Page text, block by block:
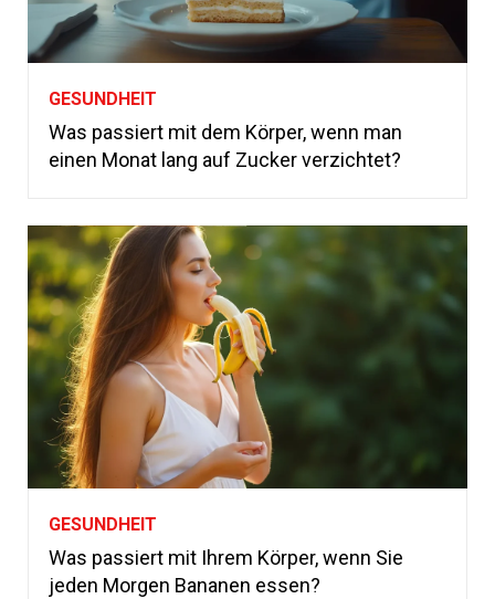
GESUNDHEIT
Was passiert mit dem Körper, wenn man
einen Monat lang auf Zucker verzichtet?
GESUNDHEIT
Was passiert mit Ihrem Körper, wenn Sie
jeden Morgen Bananen essen?